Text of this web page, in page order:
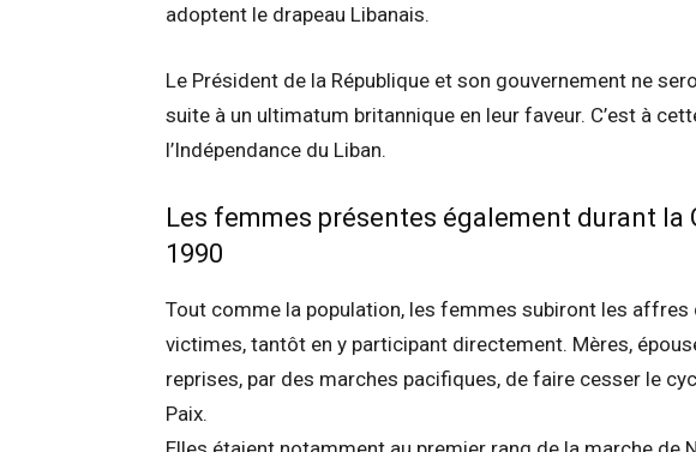
adoptent le drapeau Libanais.
Le Président de la République et son gouvernement ne
suite à un ultimatum britannique en leur faveur. C’est à
l’Indépendance du Liban.
Les femmes présentes également durant la
1990
Tout comme la population, les femmes subiront les
victimes, tantôt en y participant directement. Mères,
reprises, par des marches pacifiques, de faire cesser le
Paix.